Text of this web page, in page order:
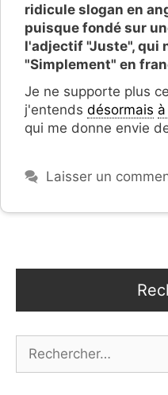
ridicule slogan en
puisque fondé sur
l'adjectif "Juste", qui
"Simplement" en
Je ne supporte plus
j'entends désormais
qui me donne envie
Laisser un